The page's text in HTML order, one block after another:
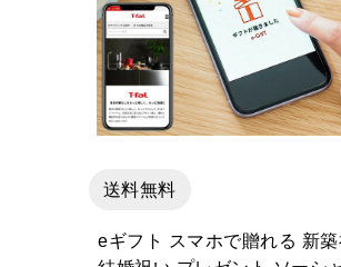
送料無料
eギフト スマホで贈れる 新築